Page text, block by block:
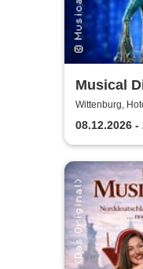
Musical
Special"
Wittenburg,
Valk GmbH
08.12.2026 -